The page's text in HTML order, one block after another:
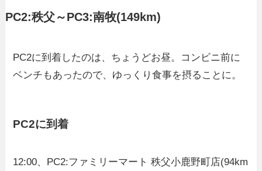
PC2:秩父～PC3:南牧(149km)
PC2に到着したのは、ちょうどお昼。コンビニ前に
ベンチもあったので、ゆっくり食事を摂ることに。
PC2に到着
12:00、PC2:ファミリーマート 秩父小鹿野町店(94km